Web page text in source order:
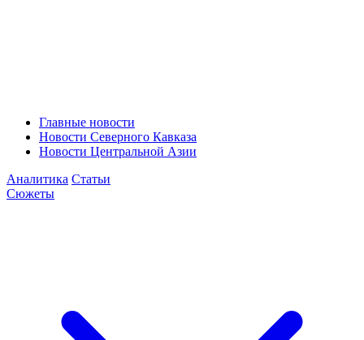
Главные новости
Новости Северного Кавказа
Новости Центральной Азии
Аналитика Статьи
Сюжеты